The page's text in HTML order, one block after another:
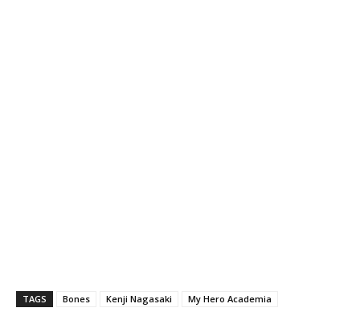
TAGS Bones Kenji Nagasaki
My Hero Academia